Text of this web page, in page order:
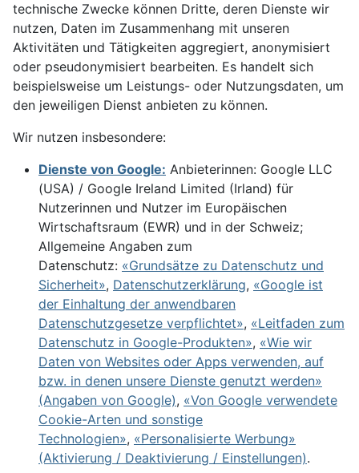
technische Zwecke können Dritte, deren Dienste wir
nutzen, Daten im Zusammenhang mit unseren
Aktivitäten und Tätigkeiten aggregiert, anonymisiert
oder pseudonymisiert bearbeiten. Es handelt sich
beispielsweise um Leistungs- oder Nutzungsdaten, um
den jeweiligen Dienst anbieten zu können.
Wir nutzen insbesondere:
Dienste von Google: Anbieterinnen: Google LLC
(USA) / Google Ireland Limited (Irland) für
Nutzerinnen und Nutzer im Europäischen
Wirtschaftsraum (EWR) und in der Schweiz;
Allgemeine Angaben zum
Datenschutz: «Grundsätze zu Datenschutz und
Sicherheit», Datenschutzerklärung, «Google ist
der Einhaltung der anwendbaren
Datenschutzgesetze verpflichtet», «Leitfaden zum
Datenschutz in Google-Produkten», «Wie wir
Daten von Websites oder Apps verwenden, auf
bzw. in denen unsere Dienste genutzt werden»
(Angaben von Google), «Von Google verwendete
Cookie-Arten und sonstige
Technologien», «Personalisierte Werbung»
(Aktivierung / Deaktivierung / Einstellungen).